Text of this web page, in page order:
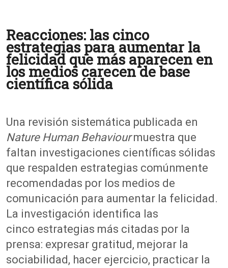
Reacciones: las cinco
estrategias para aumentar la
felicidad que más aparecen en
los medios carecen de base
científica sólida
Una revisión sistemática publicada en
Nature Human Behaviourmuestra que
faltan investigaciones científicas sólidas
que respalden estrategias comúnmente
recomendadas por los medios de
comunicación para aumentar la felicidad.
La investigación identifica las
cinco estrategias más citadas por la
prensa: expresar gratitud, mejorar la
sociabilidad, hacer ejercicio, practicar la